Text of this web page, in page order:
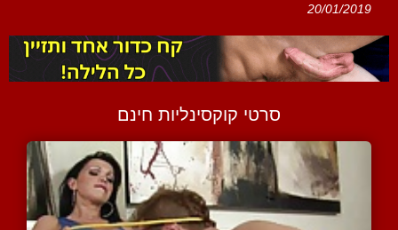
20/01/2019
סרטי קוקסינליות חינם